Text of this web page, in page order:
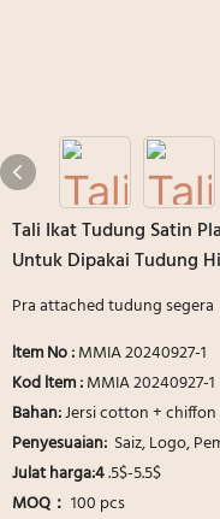
Tali Ikat Tudung Satin
Untuk Dipakai Tudung
Pra attached tudung segera
ltem No :MMIA 20240927-1
Kod ltem :MMIA 20240927-1
Bahan:Jersi cotton +
Penyesuaian: Saiz, Logo,
Julat harga:4.5$-5.5$
MOQ： 100 pcs